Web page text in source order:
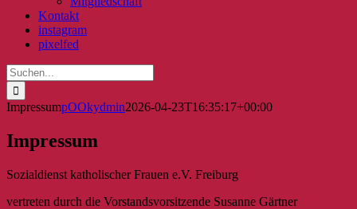
Kontakt
instagram
pixelfed
Suche
nach:
ImpressumpOOkydmin2026-04-23T16:35:17+00:00
Impressum
Sozialdienst katholischer Frauen e.V. Freiburg
vertreten durch die Vorstandsvorsitzende Susanne Gärtner